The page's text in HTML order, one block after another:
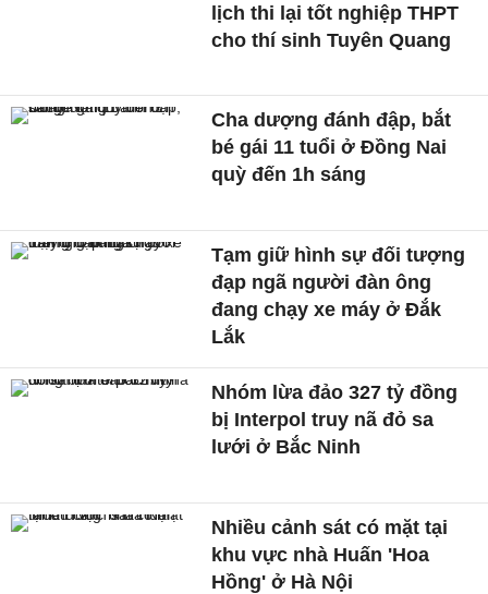
lịch thi lại tốt nghiệp THPT
cho thí sinh Tuyên Quang
Cha dượng đánh đập, bắt
bé gái 11 tuổi ở Đồng Nai
quỳ đến 1h sáng
Tạm giữ hình sự đối tượng
đạp ngã người đàn ông
đang chạy xe máy ở Đắk
Lắk
Nhóm lừa đảo 327 tỷ đồng
bị Interpol truy nã đỏ sa
lưới ở Bắc Ninh
Nhiều cảnh sát có mặt tại
khu vực nhà Huấn 'Hoa
Hồng' ở Hà Nội